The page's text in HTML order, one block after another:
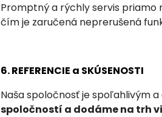
Promptný a rýchly servis priamo
čím je zaručená neprerušená
6. REFERENCIE a SKÚSENOSTI
Naša spoločnosť je spoľahlivým
spoločností a dodáme na trh